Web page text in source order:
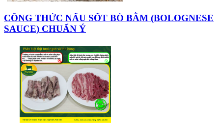
CÔNG THỨC NẤU SỐT BÒ BẰM (BOLOGNESE
SAUCE) CHUẨN Ý